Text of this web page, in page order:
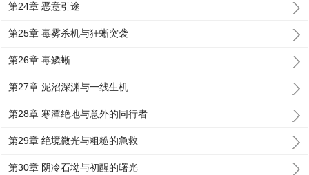
第24章 恶意引途
第25章 毒雾杀机与狂蜥突袭
第26章 毒鳞蜥
第27章 泥沼深渊与一线生机
第28章 寒潭绝地与意外的同行者
第29章 绝境微光与粗糙的急救
第30章 阴冷石坳与初醒的曙光